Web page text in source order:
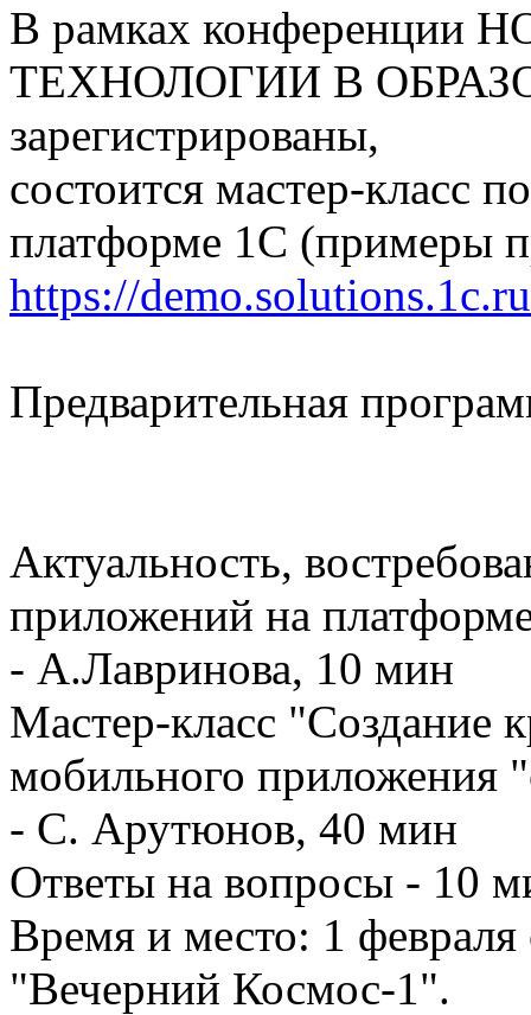
В рамках
ТЕХНОЛОГИИ В
зарегистрированы,
состоится мастер-класс
платформе 1С (примеры
https://
Предварительная
Актуальность,
приложений на
- А.Лавринова, 10 мин
Мастер-класс "Создание
мобильного приложения
- С. Арутюнов, 40 мин
Ответы на вопросы - 10
Время и место: 1 февраля
"Вечерний Космос-1".